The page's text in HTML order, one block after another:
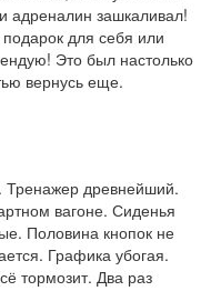
адреналин зашкаливал!
для себя или
Это был настолько
вернусь еще.
Тренажер древнейший.
вагоне. Сиденья
Половина кнопок не
Графика убогая.
тормозит. Два раз